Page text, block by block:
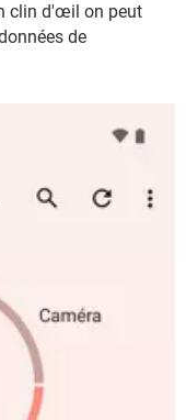
clin d'œil on peut
de